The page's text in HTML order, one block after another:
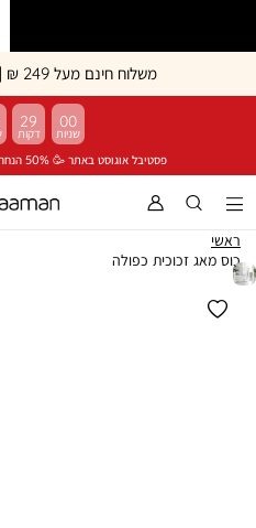
משלוח חינם מעל 249 ₪ | החזרות חינם בסניפים
פסטיבל אוגוסט באתר 🥳 50% הנחה + אקסטרה 25% על היתרה! 🎉
29 00
ראשי
כוס מאג זכוכית כפולה